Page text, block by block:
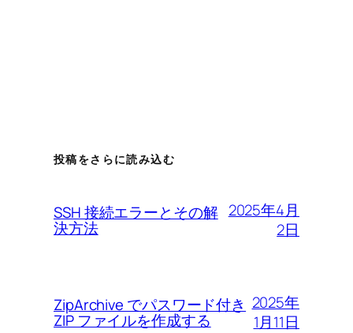
投稿をさらに読み込む
SSH 接続エラーとその解
決方法
2025年4月
2日
ZipArchive でパスワード付き
ZIP ファイルを作成する
2025年
1月11日